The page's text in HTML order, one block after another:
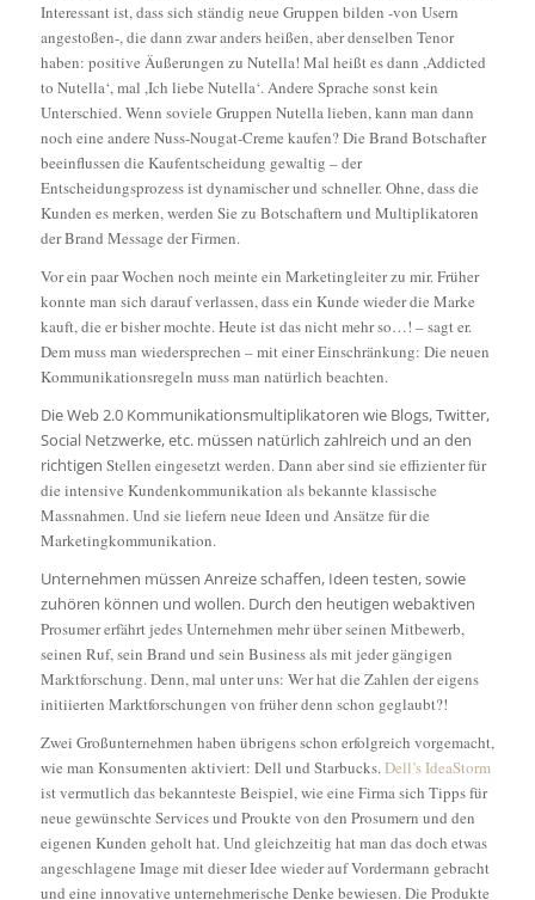
Interessant ist, dass sich ständig neue Gruppen bilden -von Usern
angestoßen-, die dann zwar anders heißen, aber denselben Tenor
haben: positive Äußerungen zu Nutella! Mal heißt es dann ,Addicted
to Nutella‘, mal ,Ich liebe Nutella‘. Andere Sprache sonst kein
Unterschied. Wenn soviele Gruppen Nutella lieben, kann man dann
noch eine andere Nuss-Nougat-Creme kaufen? Die Brand Botschafter
beeinflussen die Kaufentscheidung gewaltig – der
Entscheidungsprozess ist dynamischer und schneller. Ohne, dass die
Kunden es merken, werden Sie zu Botschaftern und Multiplikatoren
der Brand Message der Firmen.
Vor ein paar Wochen noch meinte ein Marketingleiter zu mir. Früher
konnte man sich darauf verlassen, dass ein Kunde wieder die Marke
kauft, die er bishermochte. Heute ist das nicht mehr so…! – sagt er.
Dem muss man wiedersprechen – mit einer Einschränkung: Die neuen
Kommunikationsregeln muss man natürlich beachten.
Die Web 2.0 Kommunikationsmultiplikatoren wie Blogs, Twitter,
Social Netzwerke, etc. müssen natürlich zahlreich und an den
richtigen Stellen eingesetzt werden. Dann aber sind sie effizienter für
die intensive Kundenkommunikation als bekannte klassische
Massnahmen.Und sie liefern neue Ideen und Ansätze für die
Marketingkommunikation.
Unternehmen müssen Anreize schaffen, Ideen testen, sowie
zuhören können und wollen. Durch den heutigen webaktiven
Prosumer erfährt jedes Unternehmen mehr über seinen Mitbewerb,
seinen Ruf, sein Brand und sein Business als mit jeder gängigen
Marktforschung. Denn, mal unter uns: Werhat die Zahlen der eigens
initiierten Marktforschungen von früher denn schon geglaubt?!
Zwei Großunternehmen haben übrigens schon erfolgreich vorgemacht,
wie man Konsumenten aktiviert: Dell und Starbucks.Dell’s IdeaStorm
ist vermutlich das bekannteste Beispiel, wie eine Firma sich Tipps für
neue gewünschte Services und Proukte von den Prosumern und den
eigenen Kunden geholt hat. Und gleichzeitig hat man das doch etwas
angeschlagene Image mit dieser Idee wieder auf Vordermann gebracht
und eine innovative unternehmerische Denke bewiesen. Die Produkte